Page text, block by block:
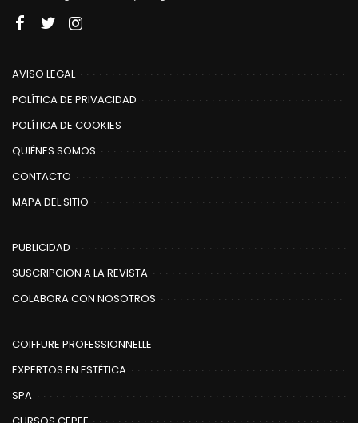
AVISO LEGAL
POLÍTICA DE PRIVACIDAD
POLÍTICA DE COOKIES
QUIÉNES SOMOS
CONTACTO
MAPA DEL SITIO
PUBLICIDAD
SUSCRIPCION A LA REVISTA
COLABORA CON NOSOTROS
COIFFURE PROFESSIONNELLE
EXPERTOS EN ESTÉTICA
SPA